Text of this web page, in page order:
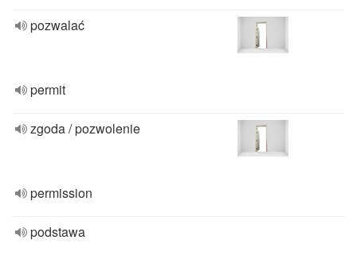
pozwalać
permit
zgoda / pozwolenie
permission
podstawa